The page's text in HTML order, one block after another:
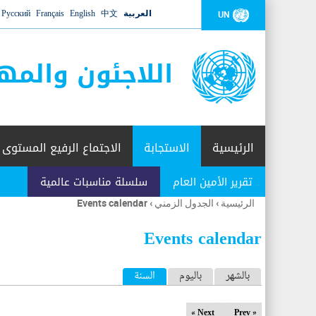
UN العربية 中文
English
Français
Русский
اللاجئون
الرئيسية الاستجابة
تقرير الأمين العام سلسلة مناسبات عالمية
الاجتماع الرفيع المستوى
أنت
هنا
الرئيسية › الجدول الزمني ›
Events calendar
Events calendar
ا
ل
بالشهر باليوم السنة (علامة التبويب النشطة)